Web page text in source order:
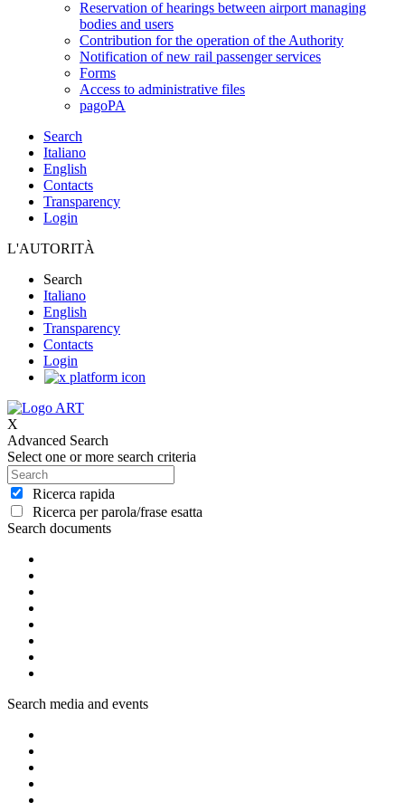
Reservation of hearings between airport managing
bodies and users
Contribution for the operation of the Authority
Notification of new rail passenger services
Forms
Access to administrative files
pagoPA
Search
Italiano
English
Contacts
Transparency
Login
L'AUTORITÀ
Search
Italiano
English
Transparency
Contacts
Login
X
Advanced Search
Select one or more search criteria
Ricerca rapida
Ricerca per parola/frase esatta
Search documents
Search media and events